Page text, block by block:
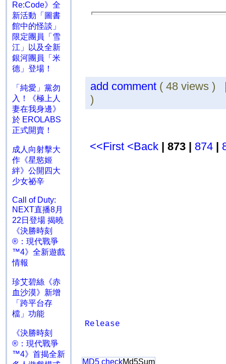
Re:Code》全
新活動「圖書
館中的怪談」
限定團員「雪
江」以及全新
銀河團員「米
德」登場！
「純愛」黨勿
入！《極上人
妻在我身邊》
於 EROLABS
正式開賣！
成人向射擊大
作《星慾姬
絆》公開四大
少女祕辛
Call of Duty:
NEXT直播8月
22日登場 揭曉
《決勝時刻
®：現代戰爭
™4》全新遊戲
情報
珍艾碧絲《赤
血沙漠》新增
「跨平台存
檔」功能
《決勝時刻
®：現代戰爭
™4》首揭全新
add comment ( 48 views
)
<<First <Back | 873 | 874|
Release
MD5 checkMd5Sum